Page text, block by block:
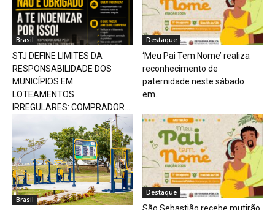
Brasil
STJ DEFINE LIMITES DA
RESPONSABILIDADE DOS
MUNICÍPIOS EM
LOTEAMENTOS
IRREGULARES: COMPRADOR...
Destaque
‘Meu Pai Tem Nome’ realiza
reconhecimento de
paternidade neste sábado
em...
Brasil
Destaque
São Sebastião recebe mutirão